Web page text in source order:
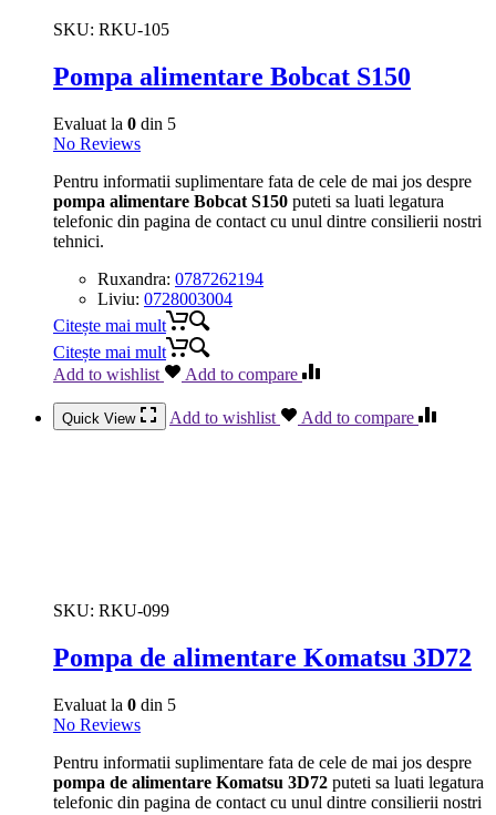
SKU: RKU-105
Pompa alimentare Bobcat S150
Evaluat la 0 din 5
No Reviews
Pentru informatii suplimentare fata de cele de mai jos despre
pompa alimentare Bobcat S150 puteti sa luati legatura
telefonic din pagina de contact cu unul dintre consilierii nostri
tehnici.
Ruxandra: 0787262194
Liviu: 0728003004
Citește mai mult
Citește mai mult
Add to wishlist
Add to compare
Quick View Add to wishlist Add to compare
SKU: RKU-099
Pompa de alimentare Komatsu 3D72
Evaluat la 0 din 5
No Reviews
Pentru informatii suplimentare fata de cele de mai jos despre
pompa de alimentare Komatsu 3D72 puteti sa luati legatura
telefonic din pagina de contact cu unul dintre consilierii nostri